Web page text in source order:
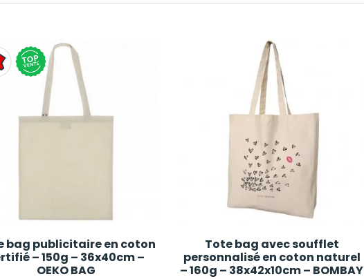
bag publicitaire en coton
– 150g – 36x40cm –
OEKO BAG
Tote bag avec soufflet
personnalisé en coton naturel
– 160g – 38x42x10cm – BOMBAY